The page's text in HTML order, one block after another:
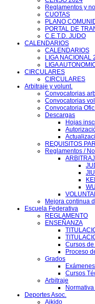
Reglamentos y
CUOTAS
PLANO
PORTAL DE
C.E.T.D. JUDO
CALENDARIOS
CALENDARIOS
LIGA NACIONAL
LIGA
CIRCULARES
CIRCULARES
Arbitraje y volunt.
Convocatorias
Convocatorias
Convocatoria
Descargas
Hojas
REQUISITOS
Reglamentos /
Mejora continua
Escuela Federativa
REGLAMENTO
ENSEÑANZA
Cursos
Proceso
Grados
Cursos
Arbitraje
Deportes Asoc.
Aikido